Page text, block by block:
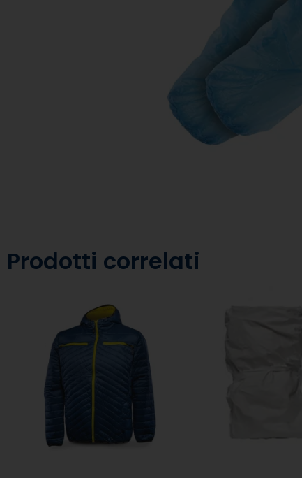
Prodotti correlati